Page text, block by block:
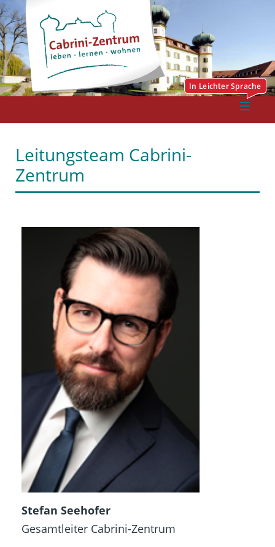
Leitungsteam Cabrini-
Zentrum
Stefan Seehofer
Gesamtleiter Cabrini-Zentrum